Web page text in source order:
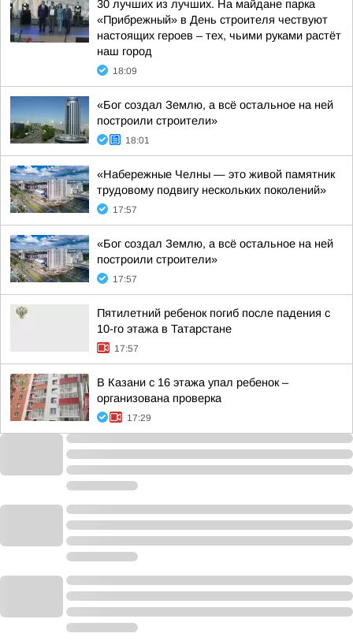
30 лучших из лучших. На майдане парка
«Прибрежный» в День строителя чествуют
настоящих героев – тех, чьими руками растёт
наш город
18:09
«Бог создал Землю, а всё остальное на ней
построили строители»
18:01
«Набережные Челны — это живой памятник
трудовому подвигу нескольких поколений»
17:57
«Бог создал Землю, а всё остальное на ней
построили строители»
17:57
Пятилетний ребенок погиб после падения с
10-го этажа в Татарстане
17:57
В Казани с 16 этажа упал ребенок –
организована проверка
17:29